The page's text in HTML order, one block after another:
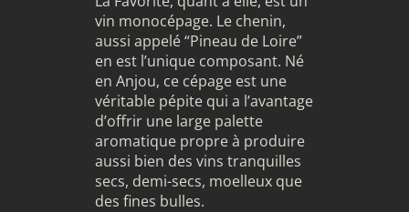
vin monocépage. Le chenin,
aussi appelé “Pineau de Loire”
en est l’unique composant. Né
en Anjou, ce cépage est une
véritable pépite qui a l’avantage
d’offrir une large palette
aromatique propre à produire
aussi bien des vins tranquilles
secs, demi-secs, moelleux que
des fines bulles.